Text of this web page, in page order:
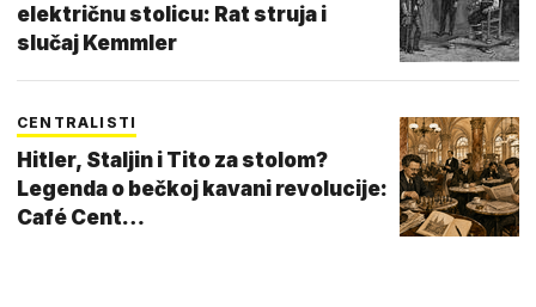
električnu stolicu: Rat struja i
slučaj Kemmler
CENTRALISTI
Hitler, Staljin i Tito za stolom?
Legenda o bečkoj kavani revolucije:
Café Cent…